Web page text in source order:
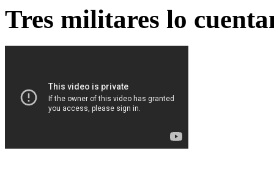
Tres militares lo